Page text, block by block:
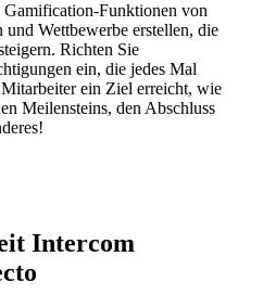
Funktionen von
Wettbewerbe erstellen, die
Richten Sie
ein, die jedes Mal
ein Ziel erreicht, wie
Meilensteins, den Abschluss
Intercom